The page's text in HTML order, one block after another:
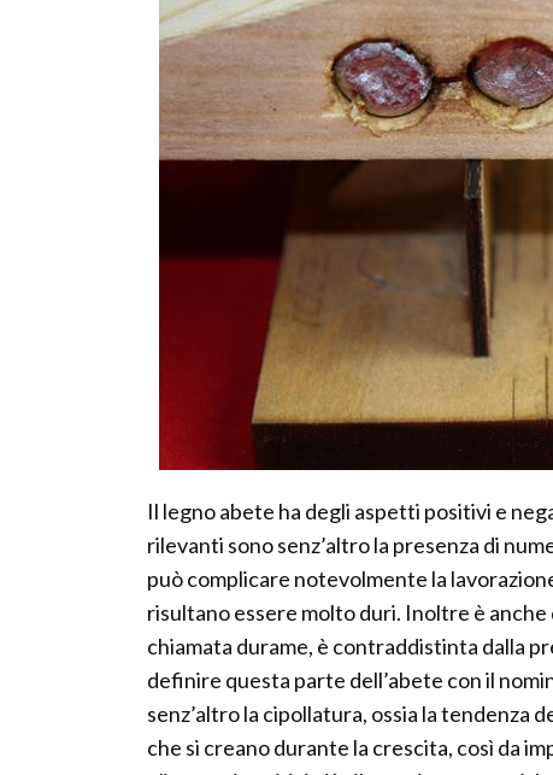
Il legno abete ha degli aspetti positivi e
rilevanti sono senz’altro la presenza di
può complicare notevolmente la
risultano essere molto duri. Inoltre è
chiamata durame, è contraddistinta dalla
definire questa parte dell’abete con il
senz’altro la cipollatura, ossia la tendenza
che si creano durante la crescita, così da